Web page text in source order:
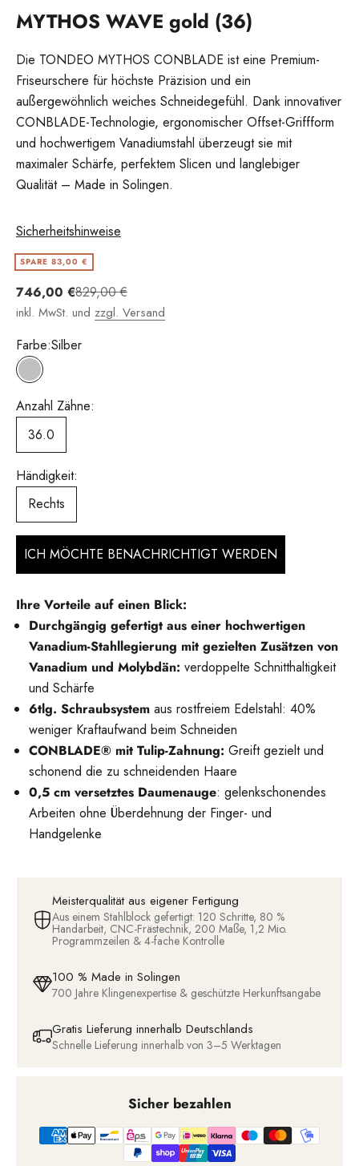
MYTHOS WAVE gold (36)
Die TONDEO MYTHOS CONBLADE ist eine Premium-
Friseurschere für höchste Präzision und ein
außergewöhnlich weiches Schneidegefühl. Dank innovativer
CONBLADE-Technologie, ergonomischer Offset-Griffform
und hochwertigem Vanadiumstahl überzeugt sie mit
maximaler Schärfe, perfektem Slicen und langlebiger
Qualität – Made in Solingen.
Sicherheitshinweise
SPARE 83,00 €
Angebot
746,00 €Regulärer Preis
829,00 €
inkl. MwSt. und zzgl. Versand
Farbe:Silber
Silber
Anzahl Zähne:
36.0
Händigkeit:
Rechts
ICH MÖCHTE BENACHRICHTIGT WERDEN
Ihre Vorteile auf einen Blick:
Durchgängig gefertigt aus einer hochwertigen
Vanadium-Stahllegierung mit gezielten Zusätzen von
Vanadium und Molybdän: verdoppelte Schnitthaltigkeit
und Schärfe
6tlg. Schraubsystem aus rostfreiem Edelstahl: 40%
weniger Kraftaufwand beim Schneiden
CONBLADE® mit Tulip-Zahnung: Greift gezielt und
schonend die zu schneidenden Haare
0,5 cm versetztes Daumenauge: gelenkschonendes
Arbeiten ohne Überdehnung der Finger- und
Handgelenke
Meisterqualität aus eigener Fertigung
Aus einem Stahlblock gefertigt: 120 Schritte, 80 %
Handarbeit, CNC-Frästechnik, 200 Maße, 1,2 Mio.
Programmzeilen & 4-fache Kontrolle
100 % Made in Solingen
700 Jahre Klingenexpertise & geschützte Herkunftsangabe
Gratis Lieferung innerhalb Deutschlands
Schnelle Lieferung innerhalb von 3–5 Werktagen
Sicher bezahlen